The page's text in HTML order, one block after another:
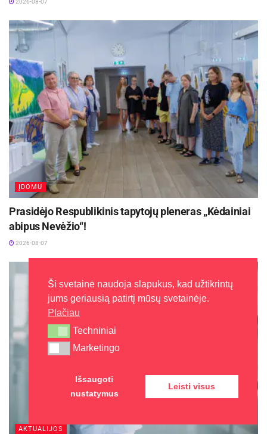
ĮDOMU
Prasidėjo Respublikinis tapytojų pleneras „Kėdainiai
abipus Nevėžio“!
2026-08-07
AKTUALIJOS
Ši svetainė naudoja slapukus, kad užtikrintų
jums geriausią patirtį mūsų svetainėje.
Plačiau
Techniniai
Techniniai
Marketingo
Marketingo
Išsaugoti
nustatymus
Leisti visus